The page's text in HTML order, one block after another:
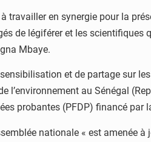
en synergie pour la
de légiférer et les
Mbaye.
et de partage sur
au Sénégal
probantes (PFDP) financé par
nationale « est amenée